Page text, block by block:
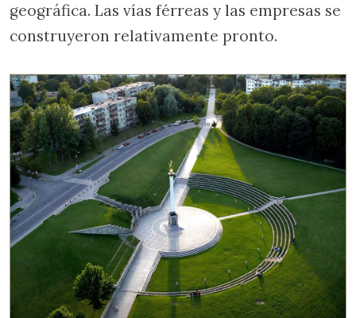
geográfica. Las vías férreas y las empresas se
construyeron relativamente pronto.